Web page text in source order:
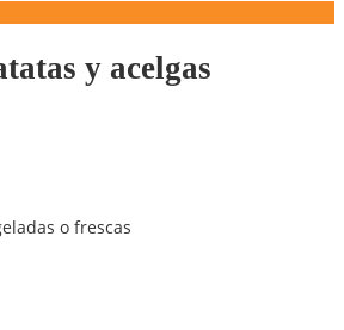
y acelgas
o frescas